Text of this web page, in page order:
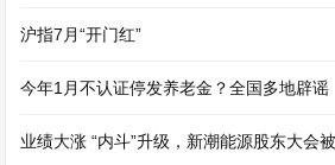
沪指7月“开门红”
今年1月不认证停发养老金？全国多地辟谣
业绩大涨 “内斗”升级，新潮能源股东大会